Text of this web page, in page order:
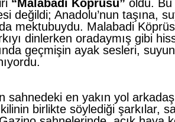
“Malabadi Köprüsü” oldu. Bu
değildi; Anadolu’nun taşına,
mektubuydu. Malabadi
dinlerken oradaymış gibi
geçmişin ayak sesleri,
sahnedeki en yakın yol
birlikte söylediği şarkılar,